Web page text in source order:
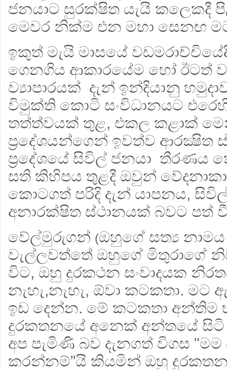
ජනයාට සුරක්ෂිත යැයි කලෙකදී
මෙවර නික්ම එන මහා සෙනඟ
ඉකුත් මැයි මාසයේ
ගෙනගිය ආකාරයේම හෝ ඊටත්
ව්‍යාපාරයක් දැන් ඉන්දියානු
විමුක්ති කොටි සංවිධානයට
තත්ත්වයක් තුළ, එකල කළාක්
ප්‍රදේශයන්ගෙන් ඉවත්ව ආරක්‍ෂිත
ප්‍රදේශයේ සිවිල් ජනයා තීරණය
සති කිහිපය තුළදී ඔවුන්
කොටගත් පරිදි දැන් යාපනය,
අනාරක්ෂිත ස්ථානයක් බවට පත්
වේල්මුරුගන් (ඔහුගේ සත්‍ය
වැල්ලවත්තේ ඔහුගේ මිතුරාගේ
විට, ඔහු දුරකථන සංවාදයක
නැහැ,නැහැ, ඕවා කටකතා.
ඉඩ දෙන්න. මේ කටකතා අන්තිම
දුරකතනයේ අනෙක් අන්තයේ සිටි
අප පැමිණි බව දැනගත් විගස
කරන්නම්”යි කියමින් ඔහු දුරකතන